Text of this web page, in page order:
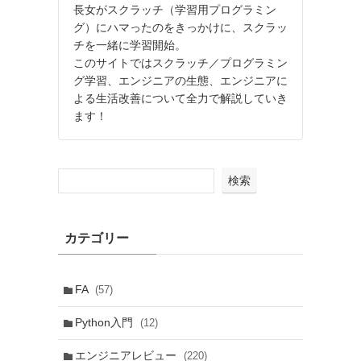
長女がスクラッチ（学習用プログラミン
グ）にハマったのをきっかけに、スクラッ
チを一緒に学習開始。
このサイトではスクラッチ／プログラミン
グ学習、エンジニアの生態、エンジニアに
よる生活改善について全力で解説していき
ます！
検索
カテゴリー
FA (57)
Python入門 (12)
エンジニアレビュー (220)